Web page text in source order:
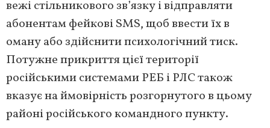
вежі стільникового зв’язку і відправляти
абонентам фейкові SMS, щоб ввести їх в
оману або здійснити психологічний тиск.
Потужне прикриття цієї території
російськими системами РЕБ і РЛС також
вказує на ймовірність розгорнутого в цьому
районі російського командного пункту.